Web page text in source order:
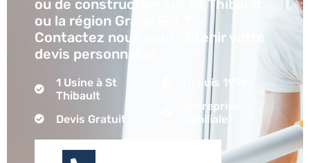
ou de construction sur St Thibault
ou la région Grand Est ?
Contactez nous pour obtenir votre
devis personnalisé
1 Usine à St
Thibault
Devis Gratuit
Depuis 1991
Entreprise
familiale